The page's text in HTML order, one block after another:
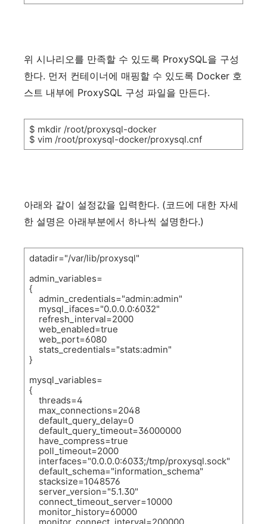
위 시나리오를 만족할 수 있도록 ProxySQL을 구성
한다. 먼저 컨테이너에 매핑할 수 있도록 Docker 호
스트 내부에 ProxySQL 구성 파일을 만든다.
$ mkdir /root/proxysql-docker
$ vim /root/proxysql-docker/proxysql.cnf
아래와 같이 설정값을 입력한다. (코드에 대한 자세
한 설명은 아래부분에서 하나씩 설명한다.)
datadir="/var/lib/proxysql"
admin_variables=
{
admin_credentials="admin:admin"
mysql_ifaces="0.0.0.0:6032"
refresh_interval=2000
web_enabled=true
web_port=6080
stats_credentials="stats:admin"
}
mysql_variables=
{
threads=4
max_connections=2048
default_query_delay=0
default_query_timeout=36000000
have_compress=true
poll_timeout=2000
interfaces="0.0.0.0:6033;/tmp/proxysql.sock"
default_schema="information_schema"
stacksize=1048576
server_version="5.1.30"
connect_timeout_server=10000
monitor_history=60000